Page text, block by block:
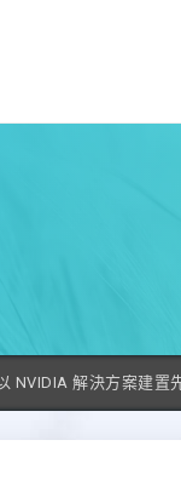
NVIDIA 解決方案建置